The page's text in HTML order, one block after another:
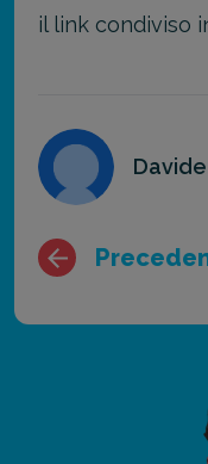
il link condiviso